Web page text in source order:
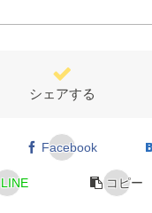
シェアする
Facebook
LINE コピー